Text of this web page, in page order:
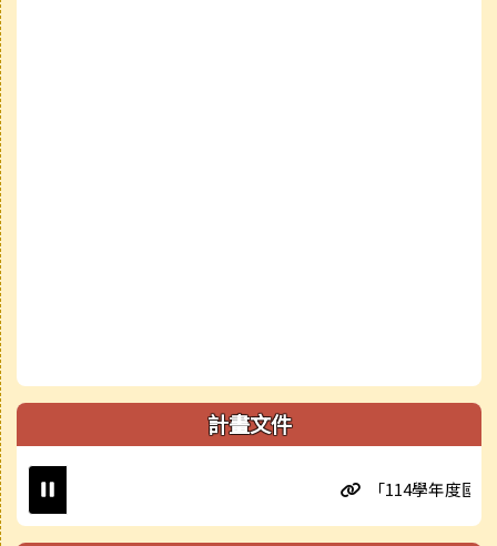
計畫文件
「114學年度國民